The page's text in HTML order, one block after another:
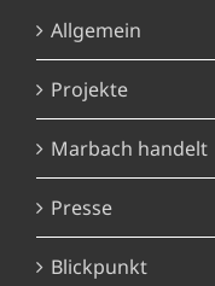
Allgemein
Projekte
Marbach handelt
Presse
Blickpunkt